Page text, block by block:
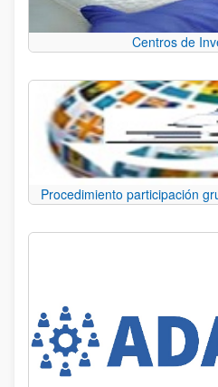
Centros de
Procedimiento participación